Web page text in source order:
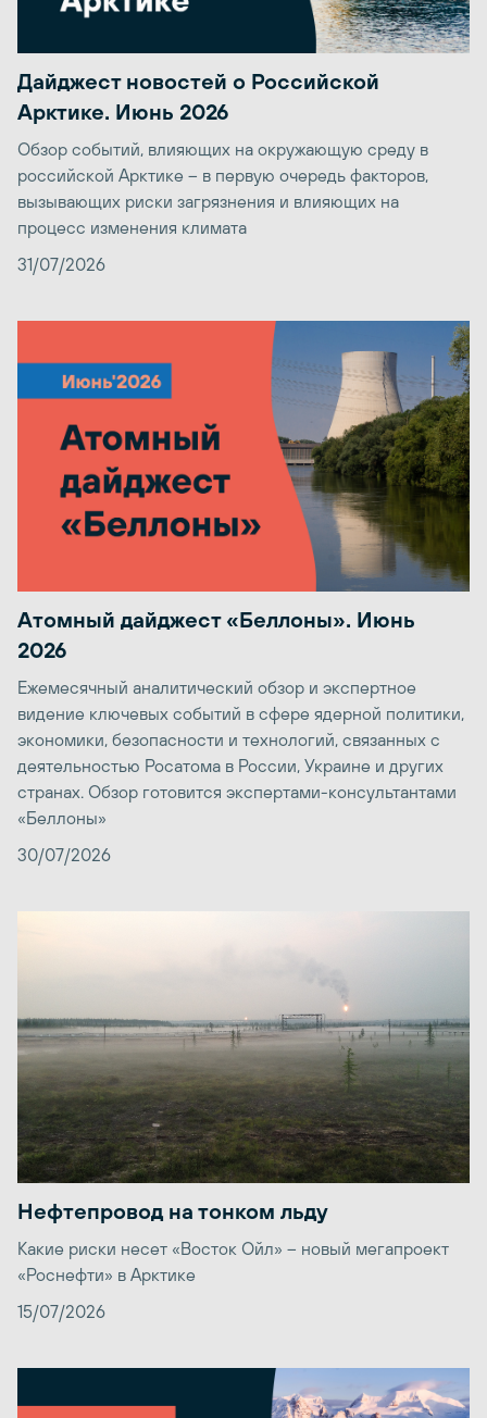
Дайджест новостей о Российской
Арктике. Июнь 2026
Обзор событий, влияющих на окружающую среду в
российской Арктике – в первую очередь факторов,
вызывающих риски загрязнения и влияющих на
процесс изменения климата
31/07/2026
Атомный дайджест «Беллоны». Июнь
2026
Ежемесячный аналитический обзор и экспертное
видение ключевых событий в сфере ядерной политики,
экономики, безопасности и технологий, связанных с
деятельностью Росатома в России, Украине и других
странах. Обзор готовится экспертами-консультантами
«Беллоны»
30/07/2026
Нефтепровод на тонком льду
Какие риски несет «Восток Ойл» – новый мегапроект
«Роснефти» в Арктике
15/07/2026